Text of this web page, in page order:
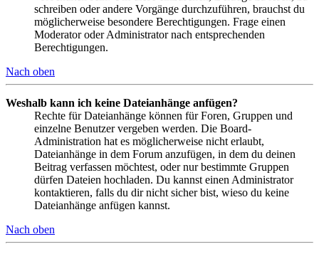
schreiben oder andere Vorgänge durchzuführen, brauchst du
möglicherweise besondere Berechtigungen. Frage einen
Moderator oder Administrator nach entsprechenden
Berechtigungen.
Nach oben
Weshalb kann ich keine Dateianhänge anfügen?
Rechte für Dateianhänge können für Foren, Gruppen und
einzelne Benutzer vergeben werden. Die Board-
Administration hat es möglicherweise nicht erlaubt,
Dateianhänge in dem Forum anzufügen, in dem du deinen
Beitrag verfassen möchtest, oder nur bestimmte Gruppen
dürfen Dateien hochladen. Du kannst einen Administrator
kontaktieren, falls du dir nicht sicher bist, wieso du keine
Dateianhänge anfügen kannst.
Nach oben